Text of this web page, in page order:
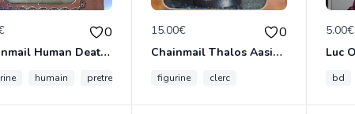
0
Chainmail Human Death Cleric
humain pretre
15.00€ 0
Chainmail Thalos Aasimar Cleric
figurine clerc
5.00€
bd